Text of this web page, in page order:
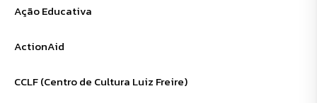
Ação Educativa
ActionAid
CCLF (Centro de Cultura Luiz Freire)